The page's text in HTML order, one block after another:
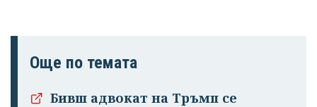
Още по темата
Бивш адвокат на Тръмп се